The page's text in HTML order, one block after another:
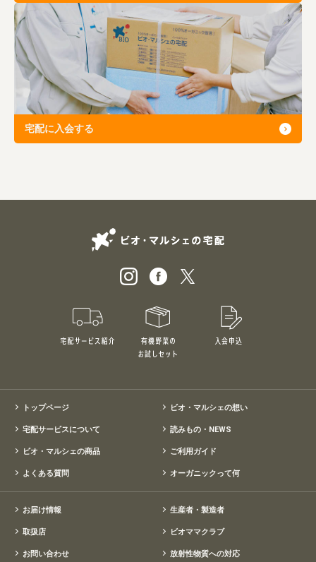
宅配に入会する
宅配サービス紹介 有機野菜のお試しセット
トップページ ビオ・マルシェの想い
宅配サービスについて 読みもの・NEWS
ビオ・マルシェの商品 ご利用ガイド
よくある質問 オーガニックって何
お届け情報 生産者・製造者
取扱店 ビオママクラブ
お問い合わせ 放射性物質への対応